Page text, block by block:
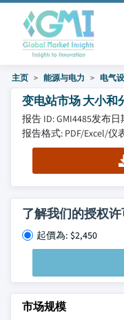
主页 能源与电力 电气
变电站市场 大小和
报告 ID: GMI4485发布日
报告格式: PDF/Excel/仪
了解我们的授权
起價為: $2,450
市场规模